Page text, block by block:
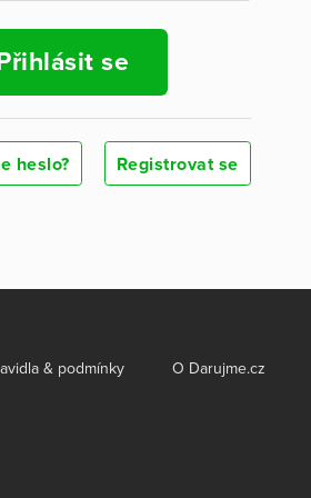
se
heslo? Registrovat se
& podmínky O Darujme.cz